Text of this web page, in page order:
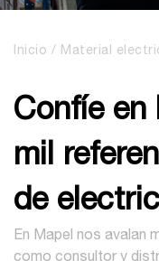
Inicio Material
Confíe en
mil
de
En Mapel nos avalan